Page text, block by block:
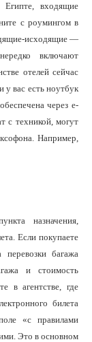
входящие
с роумингом в
исходящие —
включают
отелей сейчас
у вас есть ноутбук
через e-
с техникой, могут
Например,
назначения,
Если покупаете
перевозки багажа
и стоимость
в агентстве, где
билета
«с правилами
Это в основном